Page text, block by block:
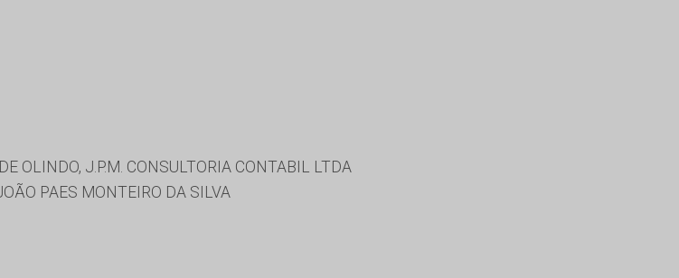
OLINDO, J.P.M. CONSULTORIA CONTABIL LTDA
PAES MONTEIRO DA SILVA